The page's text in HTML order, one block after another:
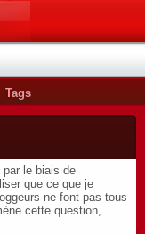
Tags
le biais de
que ce que je
ne font pas tous
cette question,